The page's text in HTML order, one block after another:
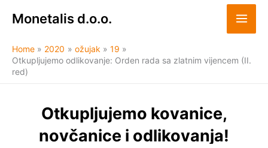
Monetalis d.o.o.
Home 2020 ožujak
19
Otkupljujemo odlikovanje: Orden rada sa zlatnim vijencem (II.
red)
Otkupljujemo kovanice,
novčanice i odlikovanja!